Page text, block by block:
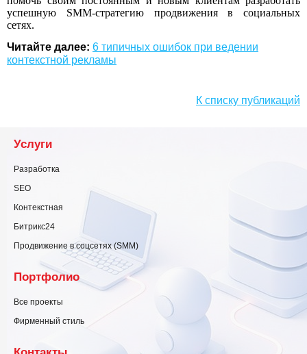
успешную SMM-стратегию продвижения в социальных
сетях.
Читайте далее: 6 типичных ошибок при ведении
контекстной рекламы
К списку публикаций
Услуги
Разработка
SEO
Контекстная
Битрикс24
Продвижение в соцсетях (SMM)
Портфолио
Все проекты
Фирменный стиль